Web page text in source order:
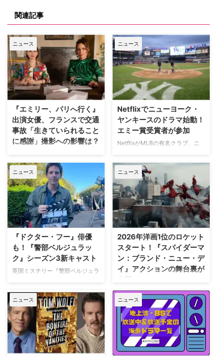
関連記事
ニュース
『エミリー、パリへ行く』
出演女優、フランスで交通
事故「生きていられること
に感謝」撮影への影響は？
人気Netflixドラマ『エミリー、パ
リへ行く』第6シーズンに出演す
るイギリス人女優のミニー・ドラ
イヴァーが、フランスでの撮影休
止期間中に深刻な自動車事故に遭
っていたことが分かった。 生き
ていられることに心から感謝 ミ
ニーは過去8週間にわたり、
と題した動画シリーズを投稿。最
終シーズンの撮影で滞在していた
パリでの日常をファンに届けてい
た。しかし8月6日（木）早朝、
公開。「パリの最新情報だけど、
実はロンドンに戻っ …
ニュース
Netflixでニューヨーク・
ヤンキースのドラマ始動！
エミー賞受賞者が参加
NetflixがMLBの有名クラブ、ニ
した新作ドラマシリーズの開発を
進めている。米Varietyが報じ
た。 『オザークへようこそ』ジ
ェイソン・ベイトマンも関与
Netflixは、今年3月のMLB開幕戦
をライヴ配信したのを皮切りに、
7月のホームランダービーもリリ
を深めている。この協力関係は
2028年まで続く予定だ。今月中
旬に行われるフィールド・オブ・
ドリームス（映画『フィールド・
オブ・ドリームス』の舞台となっ
中にある球 …
ニュース
『ドクター・フー』俳優
も！『警部ベルジュラッ
ク』シーズン3新キャスト
英国ミステリー『警部ベルジュラ
ている。また、4人のキャストが
新たに加わることも明らかになっ
た。英BBCなど複数のメディアが
伝えている。 これまでで最も衝
撃的な事件に巻き込まれるベルジ
ュラック 1981年から1991年にか
けて英BBCで放送されたジョン・
ニュース
2026年洋画1位のロケット
スタート！『スパイダーマ
ン：ブランド・ニュー・デ
イ』アクションの舞台裏が
公開
トム・ホランド演じるスパイダー
マンの新たな物語を描く映画『ス
パイダーマン：ブランド・ニュ
ー・デイ』が大ヒット上映中だ。
公開初日の興行収入は5億6,000
万円を超え、2026年公開の洋画
ナンバーワンを記録。このたび、
ニュース ニュース